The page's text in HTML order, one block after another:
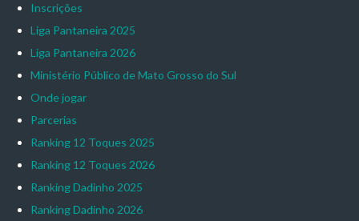
Inscrições
Liga Pantaneira 2025
Liga Pantaneira 2026
Ministério Público de Mato Grosso do Sul
Onde jogar
Parcerias
Ranking 12 Toques 2025
Ranking 12 Toques 2026
Ranking Dadinho 2025
Ranking Dadinho 2026